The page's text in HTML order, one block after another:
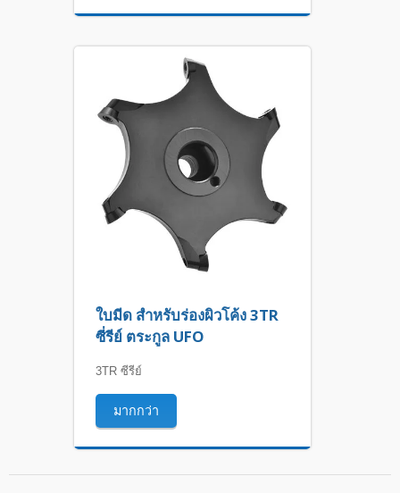
ใบมีด สำหรับร่องผิวโค้ง 3TR
ซี่รีย์ ตระกูล UFO
3TR ซีรีย์
มากกว่า